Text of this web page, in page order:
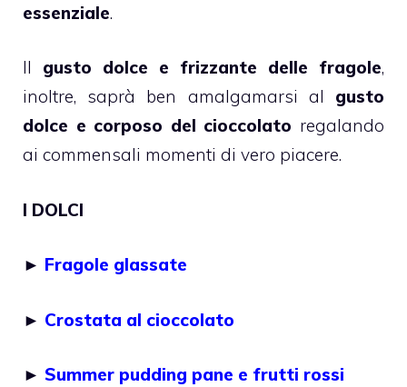
essenziale.
Il gusto dolce e frizzante delle fragole,
inoltre, saprà ben amalgamarsi al gusto
dolce e corposo del cioccolato regalando
ai commensali momenti di vero piacere.
I DOLCI
► Fragole glassate
► Crostata al cioccolato
► Summer pudding pane e frutti rossi